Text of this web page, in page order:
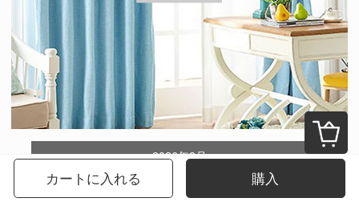
カートに入れる 購入
2026年8月